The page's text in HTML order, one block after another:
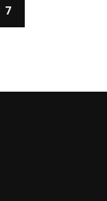
7